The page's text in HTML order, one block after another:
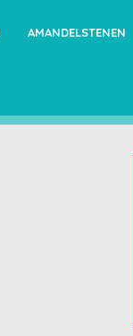
AMANDELSTENEN